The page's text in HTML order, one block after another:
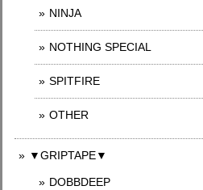
NINJA
NOTHING SPECIAL
SPITFIRE
OTHER
▼GRIPTAPE▼
DOBBDEEP